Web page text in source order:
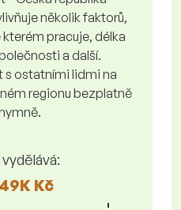
několik faktorů,
pracuje, délka
a další.
s ostatními lidmi na
regionu bezplatně
Kč